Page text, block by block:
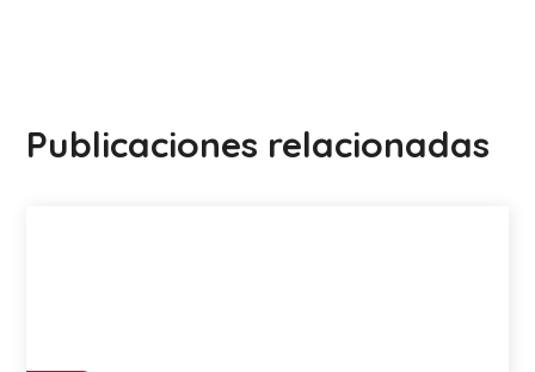
Publicaciones relacionadas